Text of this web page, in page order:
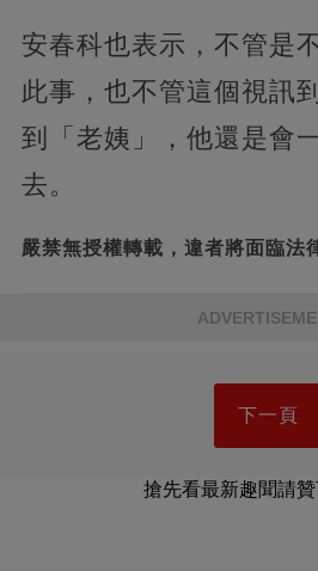
安春科也表示，不管是
此事，也不管這個視訊
到「老姨」，他還是會
去。
嚴禁無授權轉載，違者將面臨法
下一頁
搶先看最新趣聞請